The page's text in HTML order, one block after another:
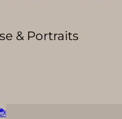
& Portraits